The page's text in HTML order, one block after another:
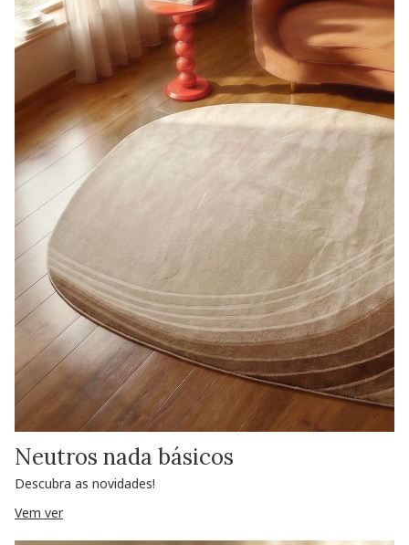
Neutros nada básicos
Descubra as novidades!
Vem ver